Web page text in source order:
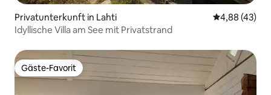
Privatunterkunft in Lahti
4,88 (43)
Idyllische Villa am See mit Privatstrand
Gäste-Favorit
Gäste-Favorit